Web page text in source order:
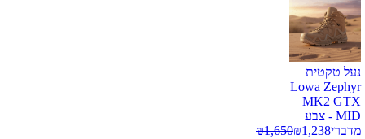
נעל טקטית
Lowa Zephyr
MK2 GTX
MID - צבע
מדברי
₪1,238
₪1,650